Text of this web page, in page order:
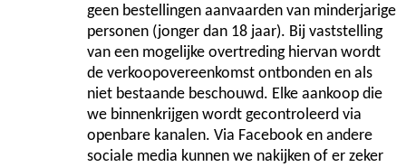
geen bestellingen aanvaarden van minderjarige
personen (jonger dan 18 jaar). Bij vaststelling
van een mogelijke overtreding hiervan wordt
de verkoopovereenkomst ontbonden en als
niet bestaande beschouwd. Elke aankoop die
we binnenkrijgen wordt gecontroleerd via
openbare kanalen. Via Facebook en andere
sociale media kunnen we nakijken of er zeker